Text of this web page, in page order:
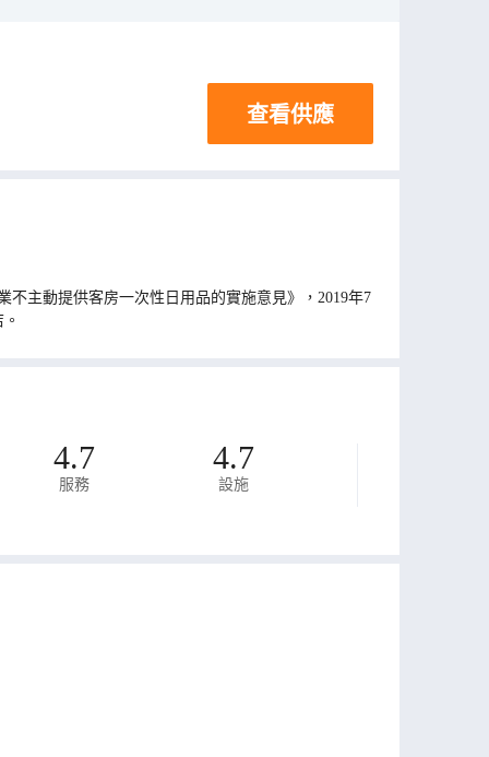
查看供應
主動提供客房一次性日用品的實施意見》，2019年7
4.7
服務
4.7
設施